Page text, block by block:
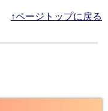
↑ページトップに戻る